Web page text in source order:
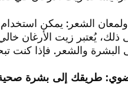
ذلك، يُعتبر زيت الأرغان
البشرة والشعر. فإذا
طريقك إلى بشرة